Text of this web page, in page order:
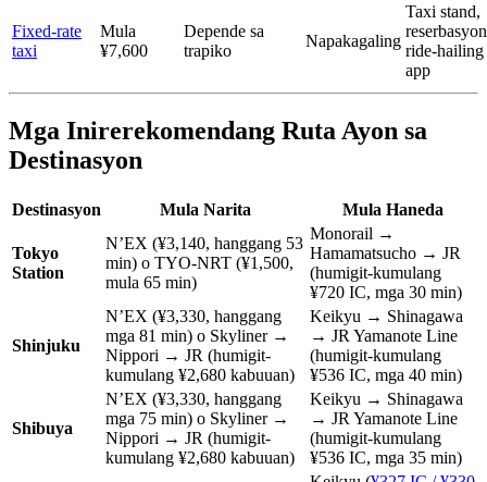
Fixed-rate
taxi
Mula
¥7,600
Depende sa
trapiko
Napakagaling
Taxi stand,
ride-hailing
app
Mga Inirerekomendang Ruta Ayon sa
Destinasyon
Destinasyon Mula Narita Mula Haneda
Tokyo
Station
N’EX (¥3,140, hanggang 53
min) o TYO-NRT (¥1,500,
mula 65 min)
Monorail →
Hamamatsucho → JR
(humigit-kumulang
¥720 IC, mga 30 min)
Shinjuku
N’EX (¥3,330, hanggang
mga 81 min) o Skyliner →
Nippori → JR (humigit-
kumulang ¥2,680 kabuuan)
Keikyu → Shinagawa
→ JR Yamanote Line
(humigit-kumulang
¥536 IC, mga 40 min)
Shibuya
N’EX (¥3,330, hanggang
mga 75 min) o Skyliner →
Nippori → JR (humigit-
kumulang ¥2,680 kabuuan)
Keikyu → Shinagawa
→ JR Yamanote Line
(humigit-kumulang
¥536 IC, mga 35 min)